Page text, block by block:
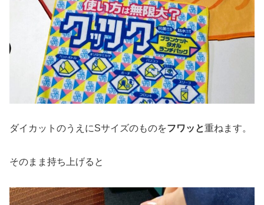
ダイカットのうえにSサイズのものをフワッと重ねます。
そのまま持ち上げると